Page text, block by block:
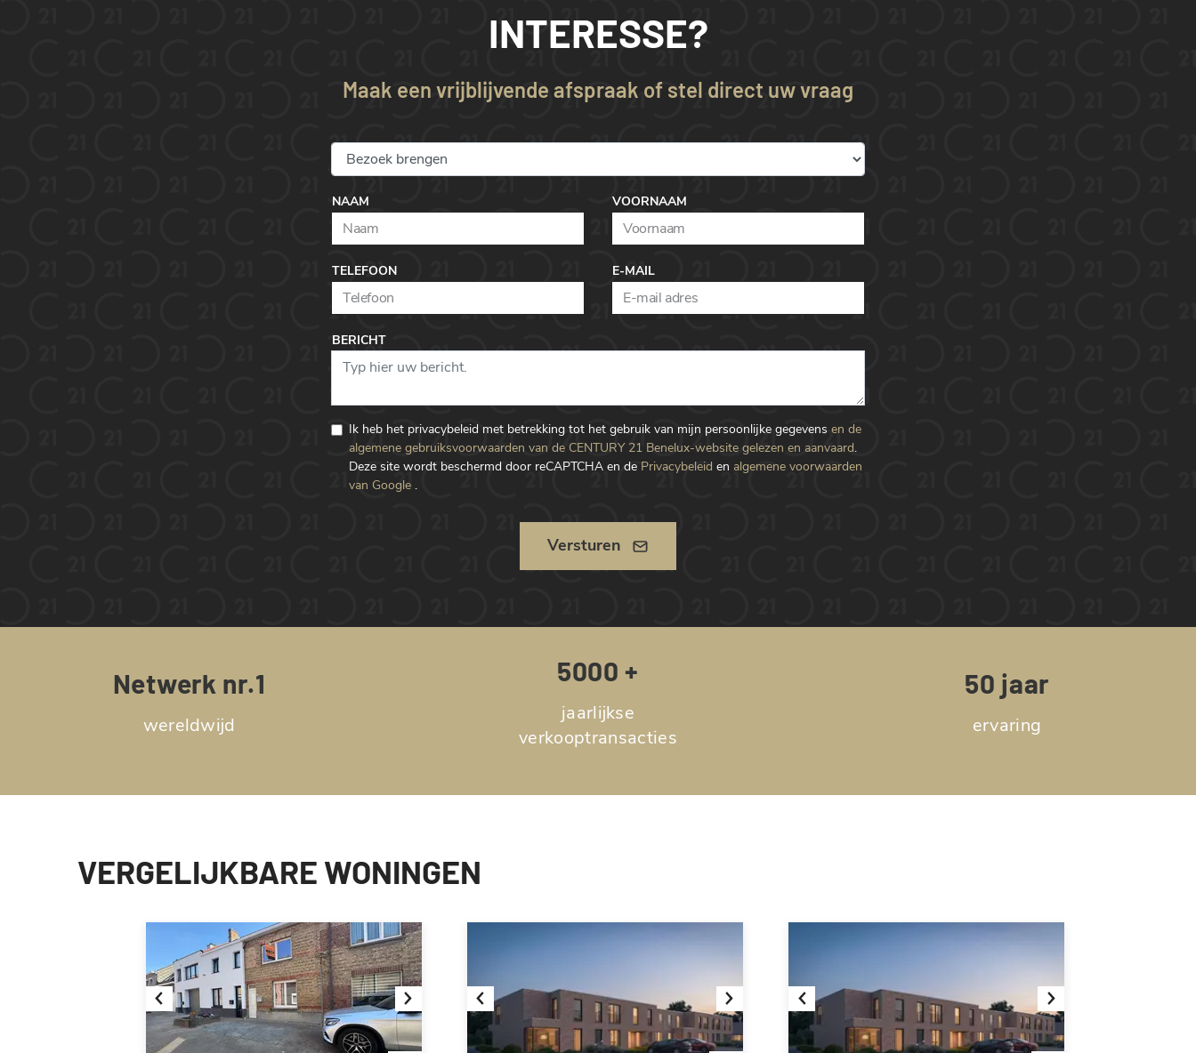
INTERESSE?
Maak een vrijblijvende afspraak of stel direct uw vraag
NAAM VOORNAAM
TELEFOON E-MAIL
BERICHT
Ik heb het privacybeleid met betrekking tot het gebruik van mijn persoonlijke gegevens en de
algemene gebruiksvoorwaarden van de CENTURY 21 Benelux-website gelezen en aanvaard.
Deze site wordt beschermd door reCAPTCHA en de Privacybeleid en algemene voorwaarden
van Google .
Versturen
Netwerk nr.1
wereldwijd
5000 +
jaarlijkse
verkooptransacties
50 jaar
ervaring
VERGELIJKBARE WONINGEN
Previous Next Previous Next Previous Next